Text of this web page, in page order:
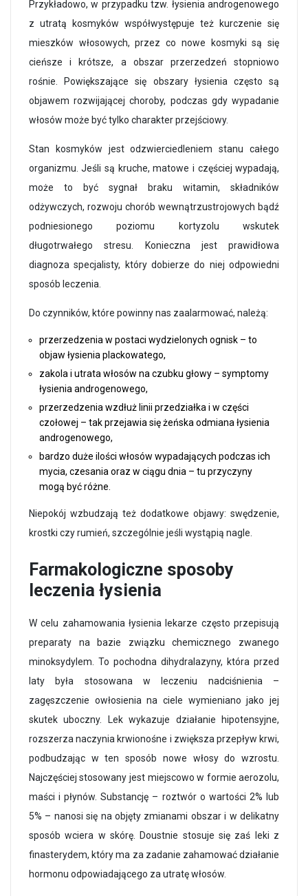
Przykładowo, w przypadku tzw. łysienia androgenowego
z utratą kosmyków współwystępuje też kurczenie się
mieszków włosowych, przez co nowe kosmyki są się
cieńsze i krótsze, a obszar przerzedzeń stopniowo
rośnie. Powiększające się obszary łysienia często są
objawem rozwijającej choroby, podczas gdy wypadanie
włosów może być tylko charakter przejściowy.
Stan kosmyków jest odzwierciedleniem stanu całego
organizmu. Jeśli są kruche, matowe i częściej wypadają,
może to być sygnał braku witamin, składników
odżywczych, rozwoju chorób wewnątrzustrojowych bądź
podniesionego poziomu kortyzolu wskutek
długotrwałego stresu. Konieczna jest prawidłowa
diagnoza specjalisty, który dobierze do niej odpowiedni
sposób leczenia.
Do czynników, które powinny nas zaalarmować, należą:
przerzedzenia w postaci wydzielonych ognisk – to
objaw łysienia plackowatego,
zakola i utrata włosów na czubku głowy – symptomy
łysienia androgenowego,
przerzedzenia wzdłuż linii przedziałka i w części
czołowej – tak przejawia się żeńska odmiana łysienia
androgenowego,
bardzo duże ilości włosów wypadających podczas ich
mycia, czesania oraz w ciągu dnia – tu przyczyny
mogą być różne.
Niepokój wzbudzają też dodatkowe objawy: swędzenie,
krostki czy rumień, szczególnie jeśli wystąpią nagle.
Farmakologiczne sposoby
leczenia łysienia
W celu zahamowania łysienia lekarze często przepisują
preparaty na bazie związku chemicznego zwanego
minoksydylem. To pochodna dihydralazyny, która przed
laty była stosowana w leczeniu nadciśnienia –
zagęszczenie owłosienia na ciele wymieniano jako jej
skutek uboczny. Lek wykazuje działanie hipotensyjne,
rozszerza naczynia krwionośne i zwiększa przepływ krwi,
podbudzając w ten sposób nowe włosy do wzrostu.
Najczęściej stosowany jest miejscowo w formie aerozolu,
maści i płynów. Substancję – roztwór o wartości 2% lub
5% – nanosi się na objęty zmianami obszar i w delikatny
sposób wciera w skórę. Doustnie stosuje się zaś leki z
finasterydem, który ma za zadanie zahamować działanie
hormonu odpowiadającego za utratę włosów.